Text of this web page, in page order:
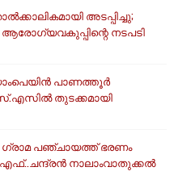
അടപ്പിച്ചു;
നടപടി
പാണത്തൂർ
തുടക്കമായി
ഗ്രാമ പഞ്ചായത്ത് ഭരണം
നാലാംവാതുക്കൽ